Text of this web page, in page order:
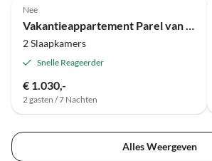
Nee
2 Slaapkamers
Snelle Reageerder
€ 1.030,-
2 gasten / 7 Nachten
Alles Weergeven